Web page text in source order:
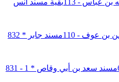
المجلد الثالث: 111مسند عبد الله بن عباس - 113بقية مسند أنس
المجلد الثاني: 7مسند عبد الرحمن بن عوف - 110مسند جابر * 832